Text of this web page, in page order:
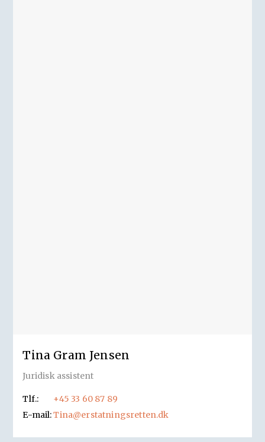
Tina Gram Jensen
Juridisk assistent
Tlf.:
+45 33 60 87 89
E-mail:Tina@erstatningsretten.dk